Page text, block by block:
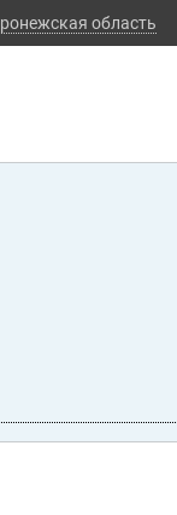
область